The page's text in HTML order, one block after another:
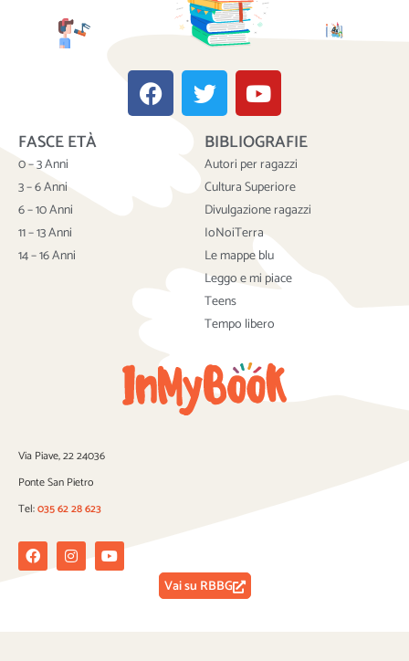
F
a
c
T
w
i
t
t
e
r
Y
o
u
t
u
b
e
FASCE ETÀ
0 – 3 Anni
3 – 6 Anni
6 – 10 Anni
11 – 13 Anni
14 – 16 Anni
BIBLIOGRAFIE
Autori per ragazzi
Cultura Superiore
Divulgazione ragazzi
IoNoiTerra
Le mappe blu
Leggo e mi piace
Teens
Tempo libero
Via Piave, 22 24036
Ponte San Pietro
Tel:035 62 28 623
FacebookInstagramYoutube
Vai su RBBG